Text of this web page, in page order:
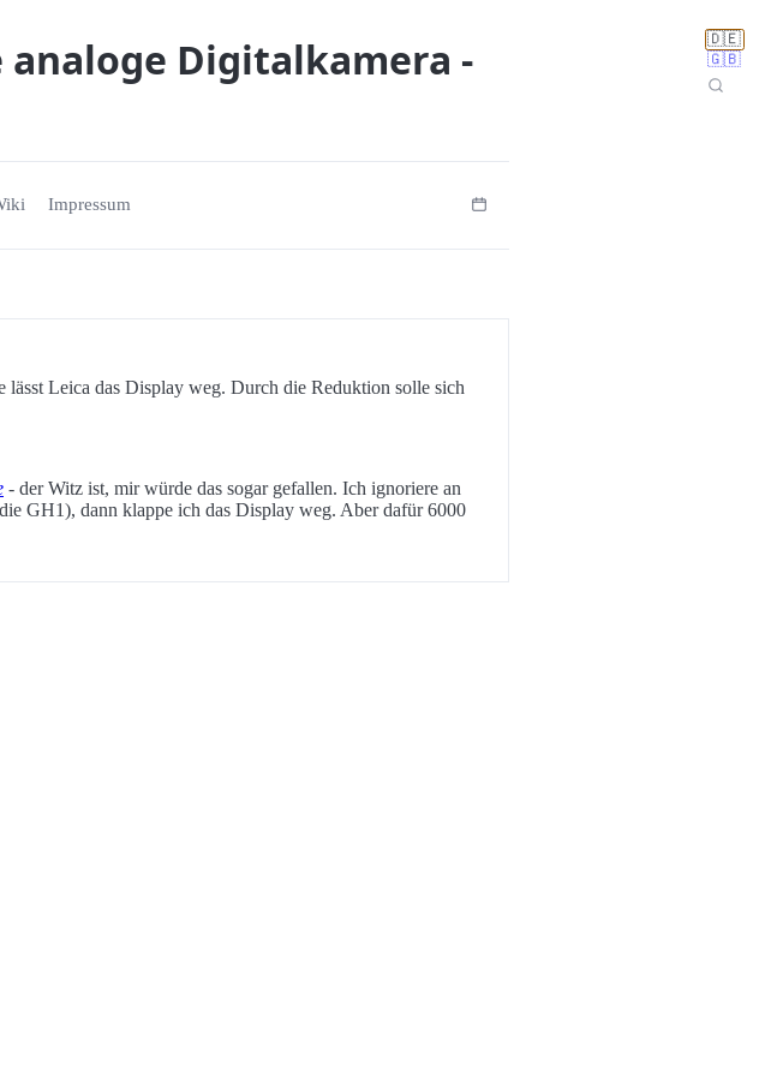
🇩🇪
🇬🇧
analoge Digitalkamera -
Impressum
Leica das Display weg. Durch die Reduktion solle sich
- der Witz ist, mir würde das sogar gefallen. Ich ignoriere an
GH1), dann klappe ich das Display weg. Aber dafür 6000